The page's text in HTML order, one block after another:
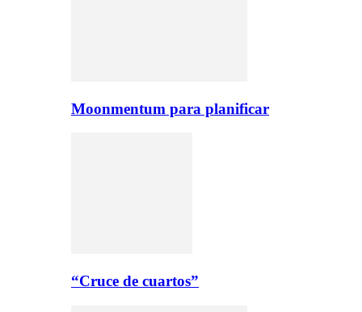
Moonmentum para planificar
“Cruce de cuartos”